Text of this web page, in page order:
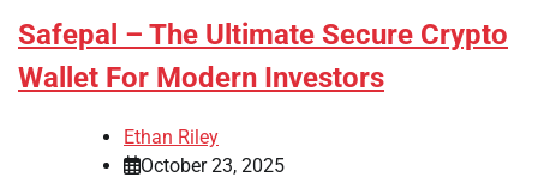
Safepal – The Ultimate Secure Crypto
Wallet For Modern Investors
Ethan Riley
October 23, 2025